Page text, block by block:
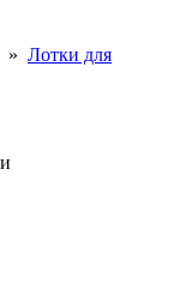
» Лотки для